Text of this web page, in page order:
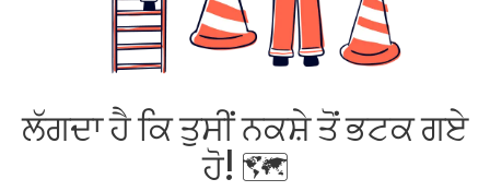
ਲੱਗਦਾ ਹੈ ਕਿ ਤੁਸੀਂ ਨਕਸ਼ੇ ਤੋਂ ਭਟਕ ਗਏ
ਹੋ! 🗺️